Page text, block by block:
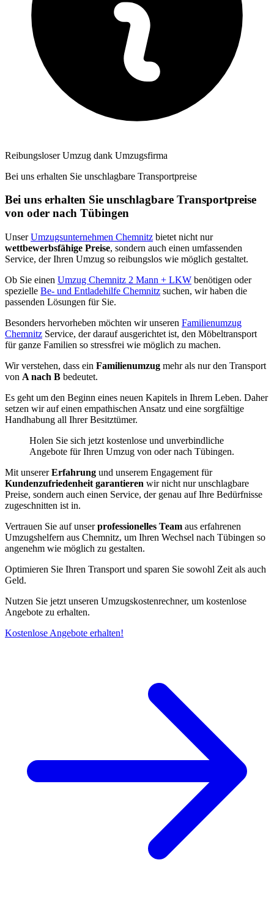
Reibungsloser Umzug dank Umzugsfirma
Bei uns erhalten Sie unschlagbare Transportpreise
Bei uns erhalten Sie unschlagbare Transportpreise
von oder nach Tübingen
UnserUmzugsunternehmen Chemnitz bietet nicht nur
wettbewerbsfähige Preise, sondern auch einen umfassenden
Service, der Ihren Umzug so reibungslos wie möglich gestaltet.
Ob Sie einen Umzug Chemnitz 2 Mann + LKW benötigen oder
spezielle Be- und Entladehilfe Chemnitz suchen, wir haben die
passenden Lösungen für Sie.
Besonders hervorheben möchten wir unseren Familienumzug
Chemnitz Service, der darauf ausgerichtet ist, den Möbeltransport
für ganze Familien so stressfrei wie möglich zu machen.
Wir verstehen, dass ein Familienumzug mehr als nur den Transport
von A nach B bedeutet.
Es geht um den Beginn eines neuen Kapitels in Ihrem Leben. Daher
setzen wir auf einen empathischen Ansatz und eine sorgfältige
Handhabung all Ihrer Besitztümer.
Holen Sie sich jetzt kostenlose und unverbindliche
Angebote für Ihren Umzug von oder nach Tübingen.
Mit unsererErfahrung und unserem Engagement für
Kundenzufriedenheit garantieren wir nicht nur unschlagbare
Preise, sondern auch einen Service, der genau auf Ihre Bedürfnisse
zugeschnitten ist in.
Vertrauen Sie auf unserprofessionelles Team aus erfahrenen
Umzugshelfern aus Chemnitz, um Ihren Wechsel nach Tübingen so
angenehm wie möglich zu gestalten.
Optimieren Sie Ihren Transport und sparen Sie sowohl Zeit als auch
Geld.
Nutzen Sie jetzt unseren Umzugskostenrechner, um kostenlose
Angebote zu erhalten.
Kostenlose Angebote erhalten!